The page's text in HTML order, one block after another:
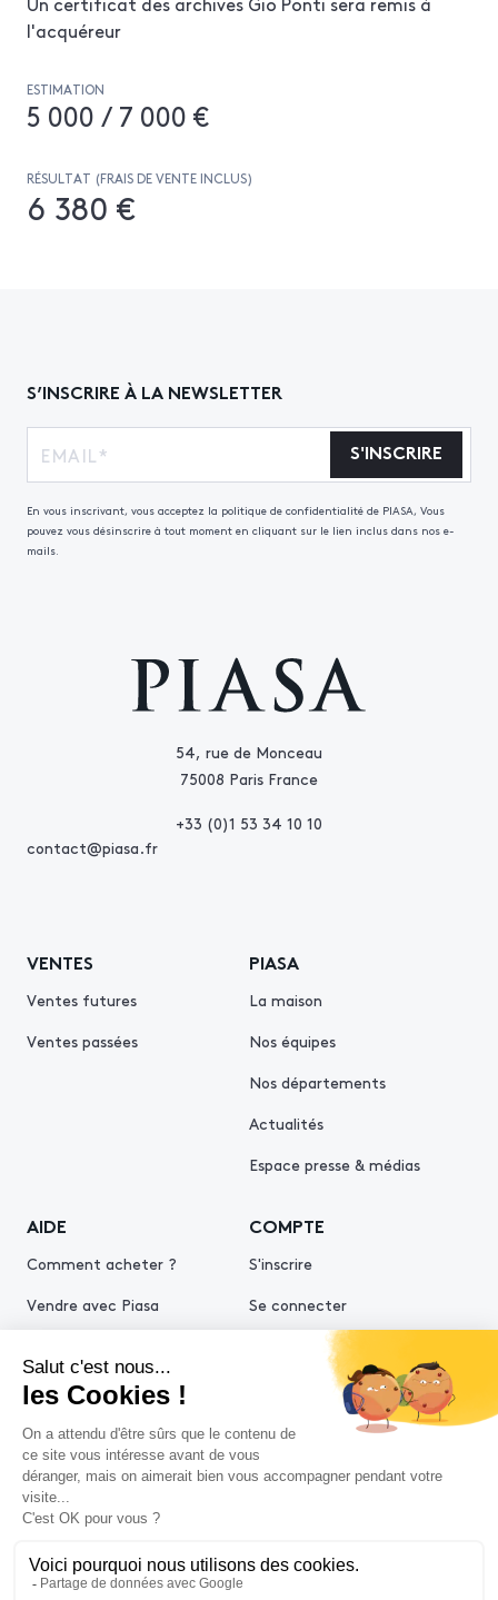
l'acquéreur
ESTIMATION
5 000 / 7 000 €
RÉSULTAT (FRAIS DE VENTE INCLUS)
6 380 €
54, rue de Monceau
75008 Paris France
+33 (0)1 53 34 10 10
contact@piasa.fr
VENTES
Ventes futures
Ventes passées
PIASA
La maison
Nos équipes
Nos départements
Actualités
Espace presse & médias
AIDE
Comment acheter ?
Vendre avec Piasa
COMPTE
S'inscrire
Se connecter
S’INSCRIRE À LA NEWSLETTER
S'INSCRIRE
En vous inscrivant, vous acceptez la politique de confidentialité de PIASA, Vous
pouvez vous désinscrire à tout moment en cliquant sur le lien inclus dans nos e-
mails.
Politiques de confidentialitéPolitique cookies
Conditions générales d'utilisation